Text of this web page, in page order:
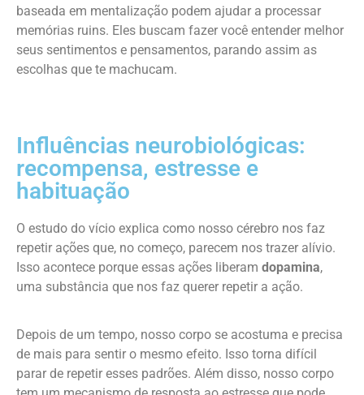
baseada em mentalização podem ajudar a processar
memórias ruins. Eles buscam fazer você entender melhor
seus sentimentos e pensamentos, parando assim as
escolhas que te machucam.
Influências neurobiológicas:
recompensa, estresse e
habituação
O estudo do vício explica como nosso cérebro nos faz
repetir ações que, no começo, parecem nos trazer alívio.
Isso acontece porque essas ações liberam dopamina,
uma substância que nos faz querer repetir a ação.
Depois de um tempo, nosso corpo se acostuma e precisa
de mais para sentir o mesmo efeito. Isso torna difícil
parar de repetir esses padrões. Além disso, nosso corpo